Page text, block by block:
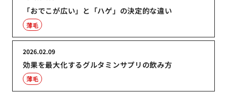
「おでこが広い」と「ハゲ」の決定的な違い
薄毛
効果を最大化するグルタミンサプリの飲み方
2026.02.09
薄毛